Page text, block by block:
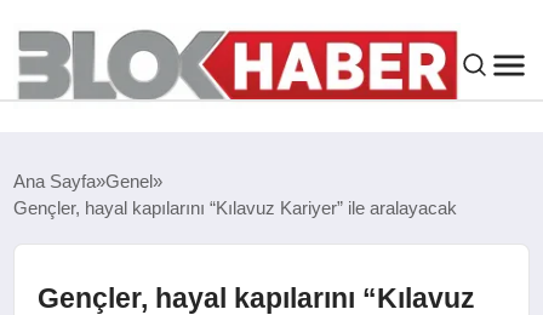
SIYASET
Ana Sayfa Genel
Gençler, hayal kapılarını “Kılavuz Kariyer” ile aralayacak
Gençler, hayal kapılarını “Kılavuz